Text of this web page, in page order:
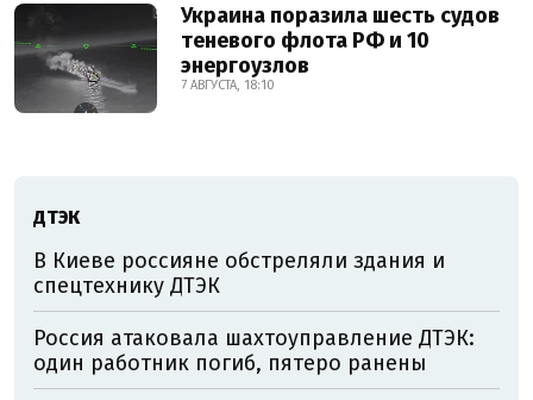
Украина поразила шесть судов
теневого флота РФ и 10
энергоузлов
7 АВГУСТА, 18:10
ДТЭК
В Киеве россияне обстреляли здания и
спецтехнику ДТЭК
Россия атаковала шахтоуправление ДТЭК:
один работник погиб, пятеро ранены